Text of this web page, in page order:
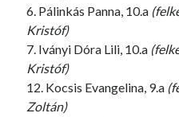
6. Pálinkás Panna, 10.a
Kristóf)
7. Iványi Dóra Lili, 10.a
Kristóf)
12. Kocsis Evangelina, 9.a
Zoltán)